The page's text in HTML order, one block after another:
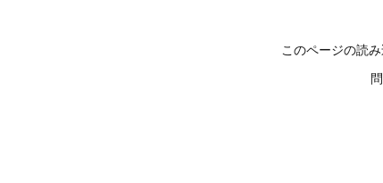
このページの読